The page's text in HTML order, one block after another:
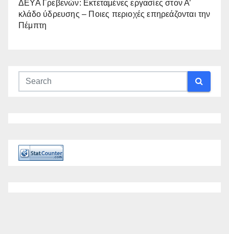
ΔΕΥΑ Γρεβενών: Εκτεταμένες εργασίες στον Α’
κλάδο ύδρευσης – Ποιες περιοχές επηρεάζονται την
Πέμπτη